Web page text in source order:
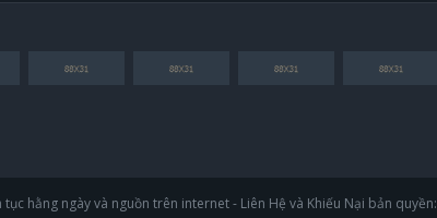
hằng ngày và nguồn trên internet - Liên Hệ và Khiếu Nại bản quyền: